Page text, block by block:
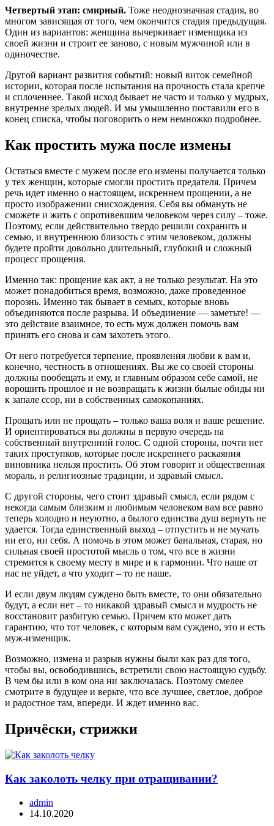
Четвертый этап: смирный. Тоже неоднозначная стадия, во
многом зависящая от того, чем окончится стадия предыдущая.
Один из вариантов: женщина вычеркивает изменщика из
своей жизни и строит ее заново, с новым мужчиной или в
одиночестве.
Другой вариант развития событий: новый виток семейной
истории, которая после испытания на прочность стала крепче
и сплоченнее. Такой исход бывает не часто и только у мудрых,
внутренне зрелых людей. И мы умышленно поставили его в
конец списка, чтобы поговорить о нем немножко подробнее.
Как простить мужа после измены
Остаться вместе с мужем после его измены получается только
у тех женщин, которые смогли простить предателя. Причем
речь идет именно о настоящем, искреннем прощении, а не
просто изображении снисхождения. Себя вы обмануть не
сможете и жить с опротивевшим человеком через силу – тоже.
Поэтому, если действительно твердо решили сохранить и
семью, и внутреннюю близость с этим человеком, должны
будете пройти довольно длительный, глубокий и сложный
процесс прощения.
Именно так: прощение как акт, а не только результат. На это
может понадобиться время, возможно, даже проведенное
порознь. Именно так бывает в семьях, которые вновь
объединяются после разрыва. И объединение — заметьте! —
это действие взаимное, то есть муж должен помочь вам
принять его снова и сам захотеть этого.
От него потребуется терпение, проявления любви к вам и,
конечно, честность в отношениях. Вы же со своей стороны
должны пообещать и ему, и главным образом себе самой, не
ворошить прошлое и не возвращать к жизни былые обиды ни
к запале ссор, ни в собственных самокопаниях.
Прощать или не прощать – только ваша воля и ваше решение.
И ориентироваться вы должны в первую очередь на
собственный внутренний голос. С одной стороны, почти нет
таких проступков, которые после искреннего раскаяния
виновника нельзя простить. Об этом говорит и общественная
мораль, и религиозные традиции, и здравый смысл.
С другой стороны, чего стоит здравый смысл, если рядом с
некогда самым близким и любимым человеком вам все равно
теперь холодно и неуютно, а былого единства душ вернуть не
удается. Тогда единственный выход – отпустить и не мучать
ни его, ни себя. А помочь в этом может банальная, старая, но
сильная своей простотой мысль о том, что все в жизни
стремится к своему месту в мире и к гармонии. Что наше от
нас не уйдет, а что уходит – то не наше.
И если двум людям суждено быть вместе, то они обязательно
будут, а если нет – то никакой здравый смысл и мудрость не
восстановит разбитую семью. Причем кто может дать
гарантию, что тот человек, с которым вам суждено, это и есть
муж-изменщик.
Возможно, измена и разрыв нужны были как раз для того,
чтобы вы, освободившись, встретили свою настоящую судьбу.
В чем бы или в ком она ни заключалась. Поэтому смелее
смотрите в будущее и верьте, что все лучшее, светлое, доброе
и радостное там, впереди. И ждет именно вас.
Причёски, стрижки
Как заколоть челку при отращивании?
admin
14.10.2020